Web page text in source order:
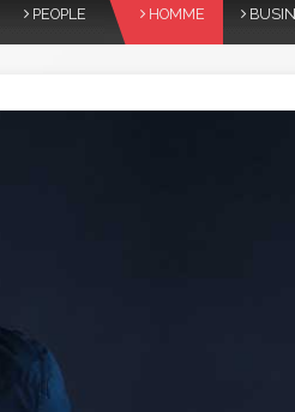
PEOPLE HOMME